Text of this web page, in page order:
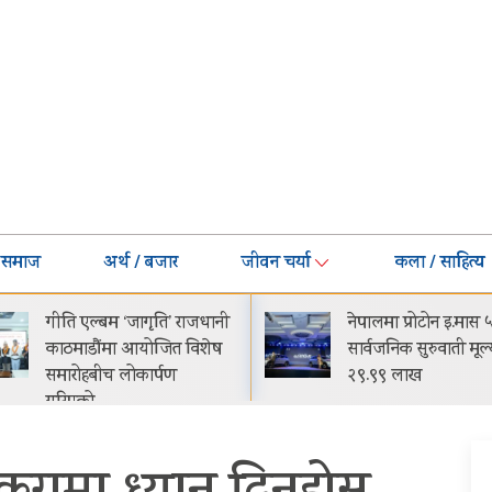
समाज अर्थ / बजार जीवन चर्या कला / साहित्य
नेपालमा प्रोटोन इ.मास ५
सार्वजनिक सुरुवाती मूल्य रू.
२९.९९ लाख
घट्यो बजाजको
मासिक किस्ता-मूल्य